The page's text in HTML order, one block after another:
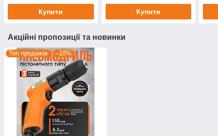
Купити Купити
Акційні пропозиції та новинки
Топ продажів –10%